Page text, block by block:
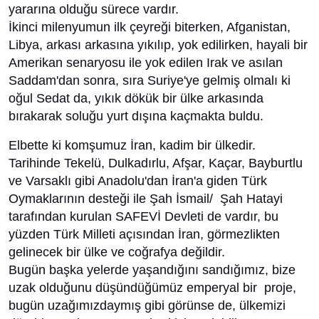
yararına olduğu sürece vardır.
İkinci milenyumun ilk çeyreği biterken, Afganistan,
Libya, arkası arkasına yıkılıp, yok edilirken, hayali bir
Amerikan senaryosu ile yok edilen Irak ve asılan
Saddam'dan sonra, sıra Suriye'ye gelmiş olmalı ki
oğul Sedat da, yıkık dökük bir ülke arkasında
bırakarak soluğu yurt dışına kaçmakta buldu.
Elbette ki komşumuz İran, kadim bir ülkedir.
Tarihinde Tekelü, Dulkadırlu, Afşar, Kaçar, Bayburtlu
ve Varsaklı gibi Anadolu'dan İran'a giden Türk
Oymaklarının desteği ile Şah İsmail/ Şah Hatayi
tarafından kurulan SAFEVİ Devleti de vardır, bu
yüzden Türk Milleti açısından İran, görmezlikten
gelinecek bir ülke ve coğrafya değildir.
Bugün başka yelerde yaşandığını sandığımız, bize
uzak olduğunu düşündüğümüz emperyal bir proje,
bugün uzağımızdaymış gibi görünse de, ülkemizi